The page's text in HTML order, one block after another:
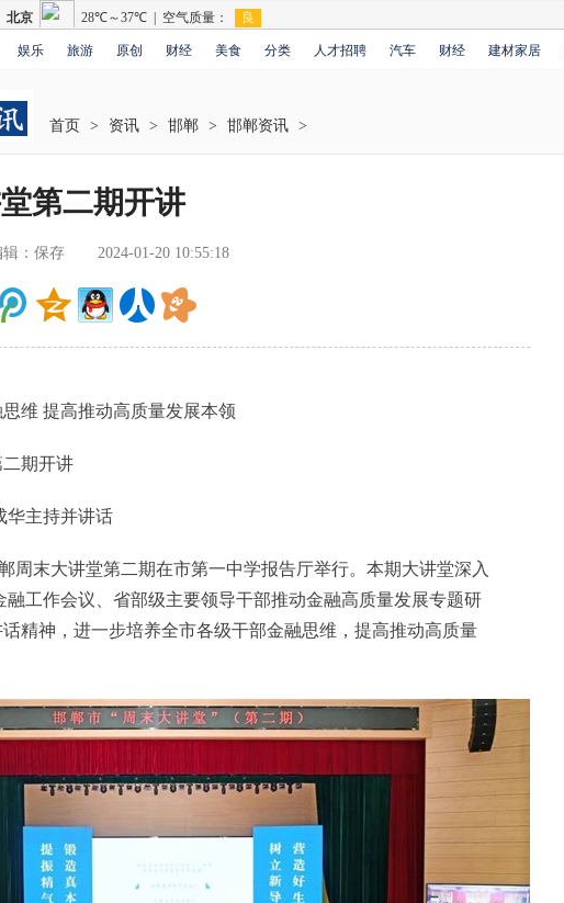
娱乐 旅游 原创 财经 美食 分类 人才招聘 汽车 财经 建材家居
首页 > 资讯 > 邯郸 > 邯郸资讯 >
第二期开讲
辑：保存 2024-01-20 10:55:18
提高推动高质量发展本领
期开讲
主持并讲话
末大讲堂第二期在市第一中学报告厅举行。本期大讲堂深入
融工作会议、省部级主要领导干部推动金融高质量发展专题研
精神，进一步培养全市各级干部金融思维，提高推动高质量